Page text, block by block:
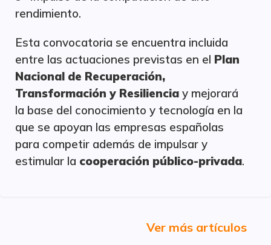
rendimiento.
Esta convocatoria se encuentra incluida
entre las actuaciones previstas en el Plan
Nacional de Recuperación,
Transformación y Resiliencia y mejorará
la base del conocimiento y tecnología en la
que se apoyan las empresas españolas
para competir además de impulsar y
estimular la cooperación público-privada.
Ver más artículos